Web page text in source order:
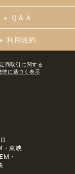
Ｑ＆Ａ
利用規約
商取引に関する
律に基づく表示
・東映
・